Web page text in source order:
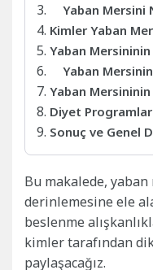
Yaban Mersini
Kimler Yaban
Yaban
Yaban
Yaban Mersininin
Diyet
Sonuç ve Genel
Bu makalede,
derinlemesine ele
beslenme
kimler tarafından
paylaşacağız.